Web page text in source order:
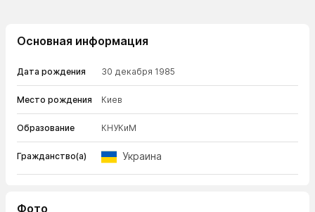
Основная информация
Дата рождения 30 декабря 1985
Место рождения Киев
Образование КНУКиМ
Гражданство(а) Украина
Фото